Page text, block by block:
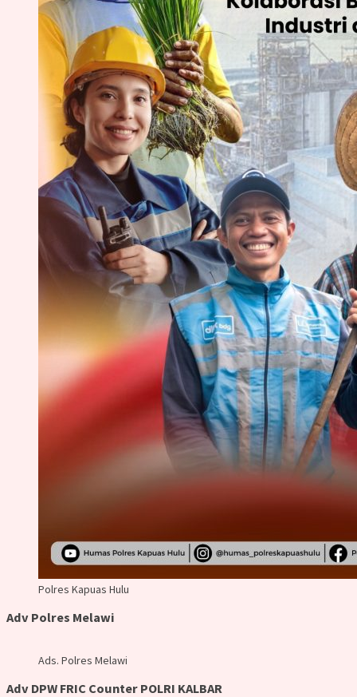
Polres Kapuas Hulu
Adv Polres Melawi
Ads. Polres Melawi
Adv DPW FRIC Counter POLRI KALBAR